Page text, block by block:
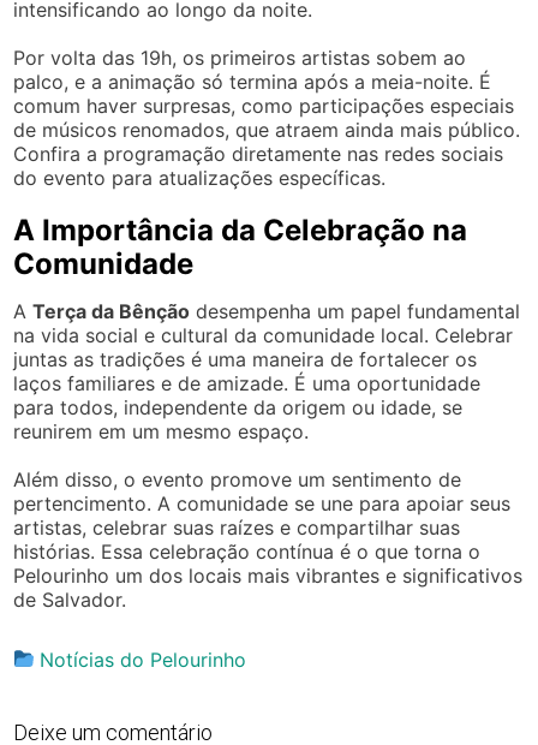
intensificando ao longo da noite.
Por volta das 19h, os primeiros artistas sobem ao
palco, e a animação só termina após a meia-noite. É
comum haver surpresas, como participações especiais
de músicos renomados, que atraem ainda mais público.
Confira a programação diretamente nas redes sociais
do evento para atualizações específicas.
A Importância da Celebração na
Comunidade
ATerça da Bênção desempenha um papel fundamental
na vida social e cultural da comunidade local. Celebrar
juntas as tradições é uma maneira de fortalecer os
laços familiares e de amizade. É uma oportunidade
para todos, independente da origem ou idade, se
reunirem em um mesmo espaço.
Além disso, o evento promove um sentimento de
pertencimento. A comunidade se une para apoiar seus
artistas, celebrar suas raízes e compartilhar suas
histórias. Essa celebração contínua é o que torna o
Pelourinho um dos locais mais vibrantes e significativos
de Salvador.
Notícias do Pelourinho
Deixe um comentário